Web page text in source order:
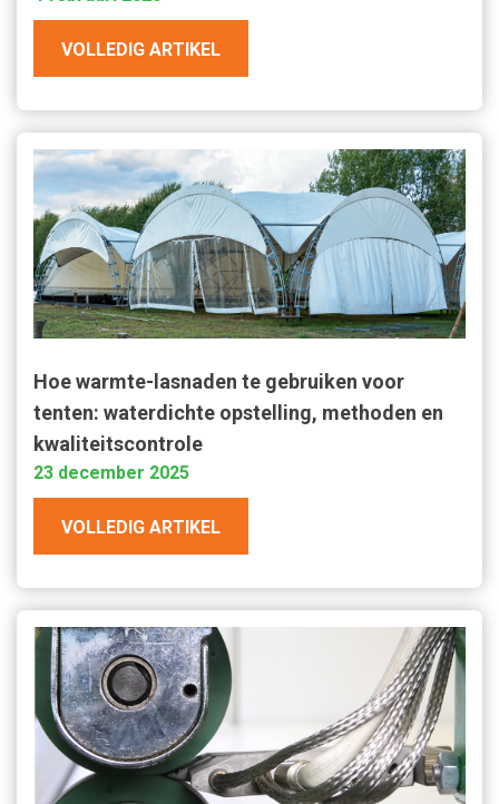
VOLLEDIG ARTIKEL
Hoe warmte-lasnaden te gebruiken voor
tenten: waterdichte opstelling, methoden en
kwaliteitscontrole
23 december 2025
VOLLEDIG ARTIKEL